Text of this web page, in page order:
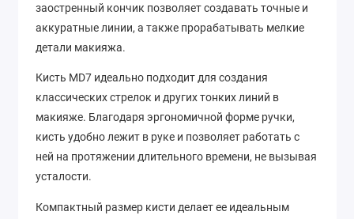
заостренный кончик позволяет создавать точные и
аккуратные линии, а также прорабатывать мелкие
детали макияжа.
Кисть MD7 идеально подходит для создания
классических стрелок и других тонких линий в
макияже. Благодаря эргономичной форме ручки,
кисть удобно лежит в руке и позволяет работать с
ней на протяжении длительного времени, не вызывая
усталости.
Компактный размер кисти делает ее идеальным